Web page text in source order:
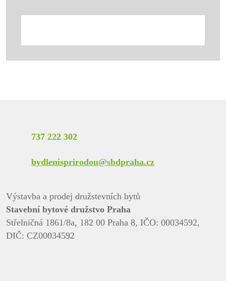
737 222 302
bydlenisprirodou@sbdpraha.cz
Výstavba a prodej družstevních bytů
Stavební bytové družstvo Praha
Střelničná 1861/8a, 182 00 Praha 8, IČO: 00034592,
DIČ: CZ00034592